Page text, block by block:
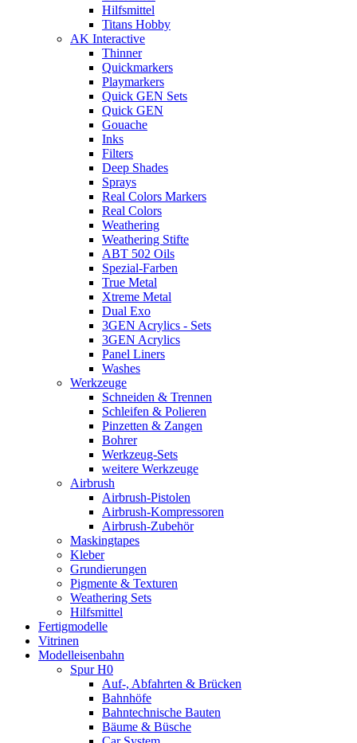
Hilfsmittel
Titans Hobby
AK Interactive
Thinner
Quickmarkers
Playmarkers
Quick GEN Sets
Quick GEN
Gouache
Inks
Filters
Deep Shades
Sprays
Real Colors Markers
Real Colors
Weathering
Weathering Stifte
ABT 502 Oils
Spezial-Farben
True Metal
Xtreme Metal
Dual Exo
3GEN Acrylics - Sets
3GEN Acrylics
Panel Liners
Washes
Werkzeuge
Schneiden & Trennen
Schleifen & Polieren
Pinzetten & Zangen
Bohrer
Werkzeug-Sets
weitere Werkzeuge
Airbrush
Airbrush-Pistolen
Airbrush-Kompressoren
Airbrush-Zubehör
Maskingtapes
Kleber
Grundierungen
Pigmente & Texturen
Weathering Sets
Hilfsmittel
Fertigmodelle
Vitrinen
Modelleisenbahn
Spur H0
Auf-, Abfahrten & Brücken
Bahnhöfe
Bahntechnische Bauten
Bäume & Büsche